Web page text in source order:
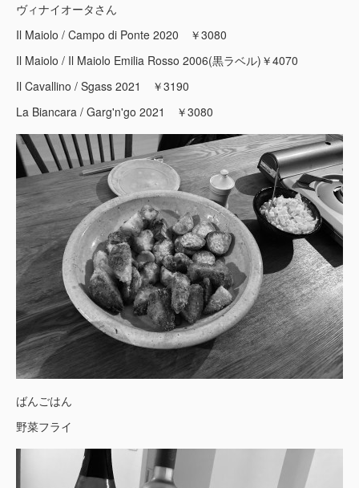
ヴィナイオータさん
Il Maiolo / Campo di Ponte 2020 ￥3080
Il Maiolo / Il Maiolo Emilia Rosso 2006(黒ラベル)￥4070
Il Cavallino / Sgass 2021 ￥3190
La Biancara / Garg'n'go 2021 ￥3080
ばんごはん
野菜フライ